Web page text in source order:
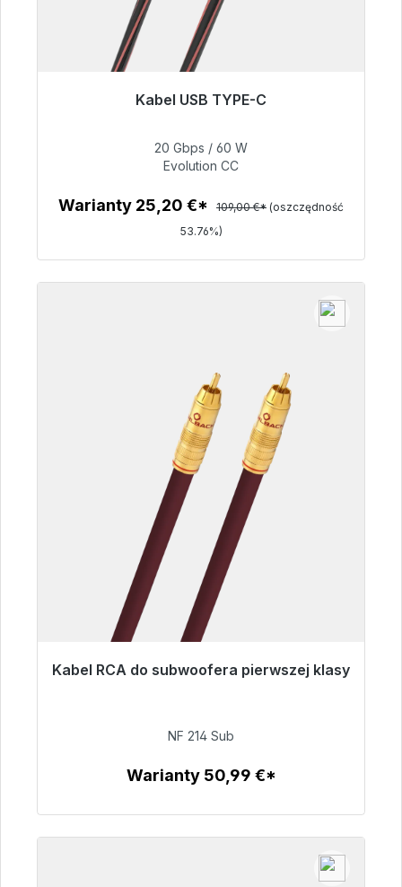
Kabel USB TYPE-C
dostawy 48h*
Szczegóły
20 Gbps / 60 W
Evolution CC
Warianty 25,20 €* 109,00 €* (oszczędność
53.76%)
Kabel RCA do subwoofera pierwszej klasy
Gotowy do natychmiastowej wysyłki, czas
94,00 €
NF 214 Sub
Warianty 50,99 €*